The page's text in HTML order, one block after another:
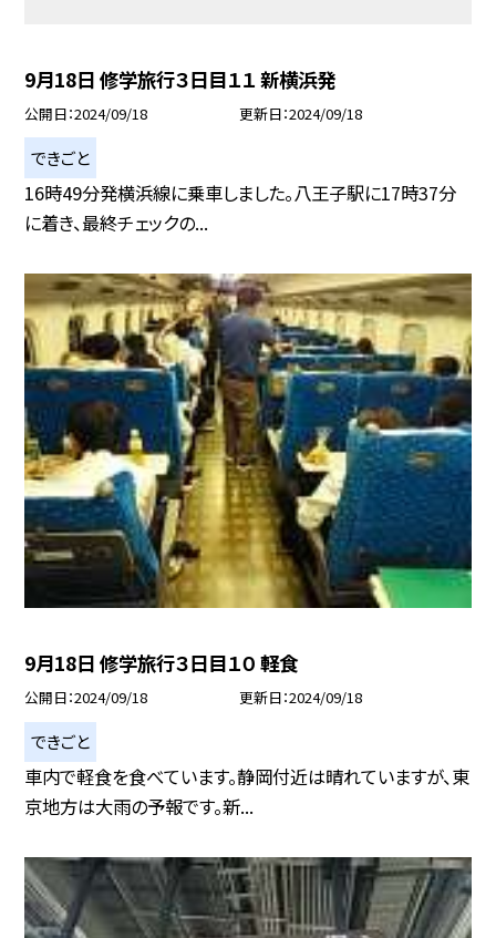
9月18日 修学旅行３日目１１ 新横浜発
公開日 2024/09/18 更新日 2024/09/18
できごと
16時49分発横浜線に乗車しました。八王子駅に17時37分
に着き、最終チェックの...
9月18日 修学旅行３日目１０ 軽食
公開日 2024/09/18 更新日 2024/09/18
できごと
車内で軽食を食べています。静岡付近は晴れていますが、東
京地方は大雨の予報です。新...